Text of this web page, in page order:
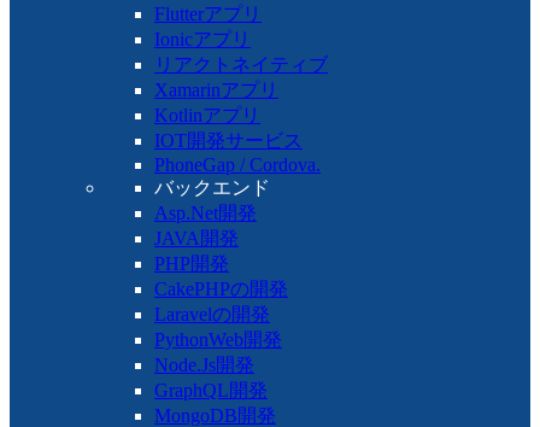
Flutterアプリ
Ionicアプリ
リアクトネイティブ
Xamarinアプリ
Kotlinアプリ
IOT開発サービス
PhoneGap / Cordova.
バックエンド
Asp.Net開発
JAVA開発
PHP開発
CakePHPの開発
Laravelの開発
PythonWeb開発
Node.Js開発
GraphQL開発
MongoDB開発